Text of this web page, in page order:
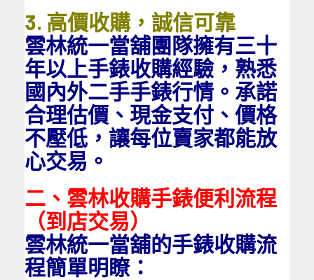
3. 高價收購，誠信可靠
雲林統一當舖團隊擁有三十
年以上手錶收購經驗，熟悉
國內外二手手錶行情。承諾
合理估價、現金支付、價格
不壓低，讓每位賣家都能放
心交易。
二、雲林收購手錶便利流程
（到店交易）
雲林統一當舖的手錶收購流
程簡單明瞭：